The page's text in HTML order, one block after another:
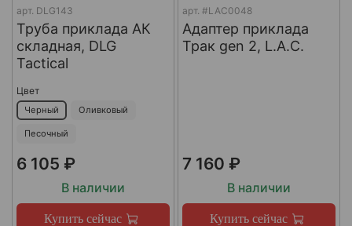
арт. DLG143
Труба приклада АК
складная, DLG
Tactical
Цвет
Черный Оливковый
Песочный
6 105 ₽
В наличии
Купить сейчас
арт. #LAC0048
Адаптер приклада
Трак gen 2, L.A.C.
7 160 ₽
В наличии
Купить сейчас